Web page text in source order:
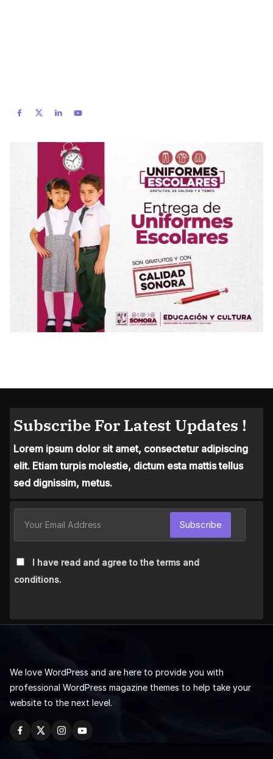
Subscribe For Latest Updates !
Lorem ipsum dolor sit amet, consectetur adipiscing
elit. Etiam turpis molestie, dictum esta mattis tellus
sed dignissim, metus.
I have read and agree to the terms and
conditions.
Subscribe
We love WordPress and are here to provide you with
professional WordPress magazine themes to help take your
website to the next level.